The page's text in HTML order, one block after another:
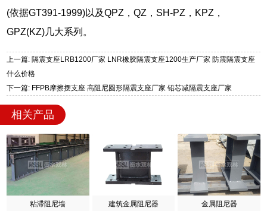
(依据GT391-1999)以及QPZ，QZ，SH-PZ，KPZ，
GPZ(KZ)几大系列。
上一篇: 隔震支座LRB1200厂家 LNR橡胶隔震支座1200生产厂家 防震隔震支座
什么价格
下一篇: FFPB摩擦摆支座 高阻尼圆形隔震支座厂家 铅芯减隔震支座厂家
相关产品
粘滞阻尼墙 建筑金属阻尼器 金属阻尼器